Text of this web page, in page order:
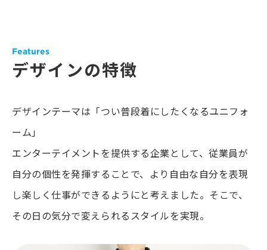
Features
デザインの特徴
デザインテーマは「つい普段着にしたくなるユニフォ
ーム」
エンターテイメントを提供する企業として、従業員が
自分の個性を発揮することで、より自由な自分を表現
し楽しく仕事ができるようにと考えました。そこで、
その日の気分で変えられるスタイルを実現。